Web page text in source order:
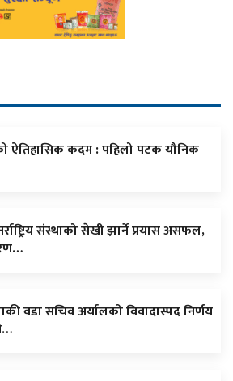
ऐतिहासिक कदम : पहिलो पटक यौनिक
संस्थाको सेखी झार्ने प्रयास असफल,
वडा सचिव अर्यालको विवादास्पद निर्णय